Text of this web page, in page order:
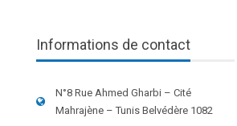
Informations de contact
N°8 Rue Ahmed Gharbi – Cité
Mahrajène – Tunis Belvédère 1082